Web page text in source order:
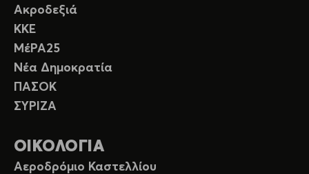
Ακροδεξιά
ΚΚΕ
ΜέΡΑ25
Νέα Δημοκρατία
ΠΑΣΟΚ
ΣΥΡΙΖΑ
ΟΙΚΟΛΟΓΙΑ
Αεροδρόμιο Καστελλίου